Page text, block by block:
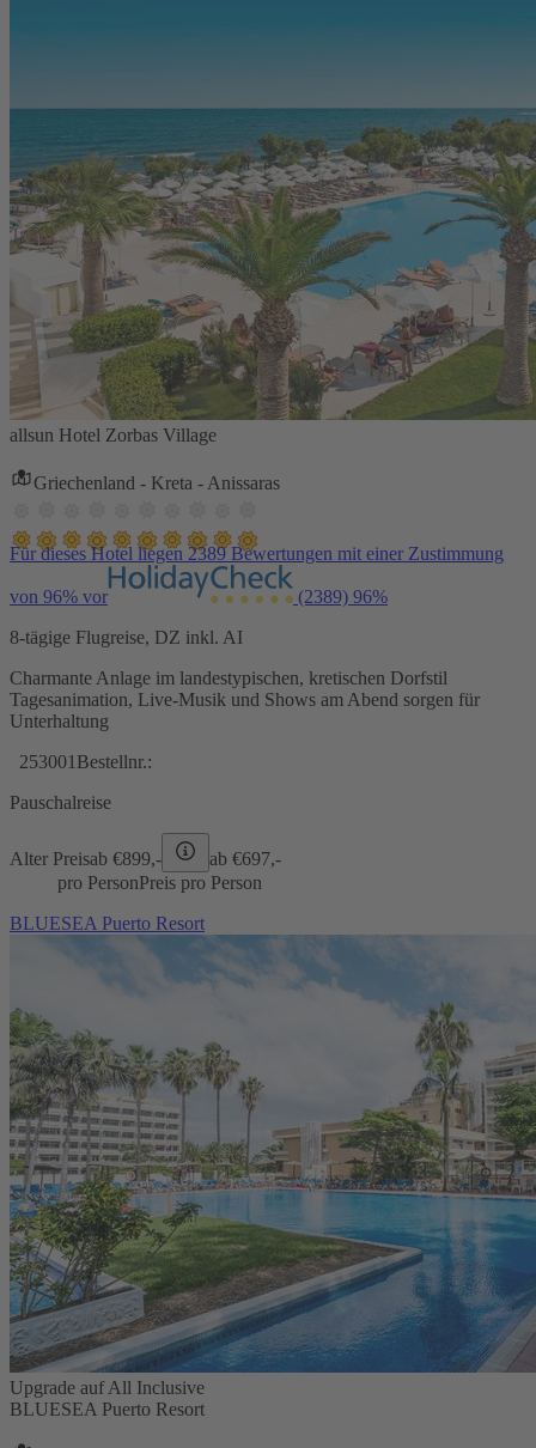
allsun Hotel Zorbas Village
Griechenland - Kreta - Anissaras
Für dieses Hotel liegen 2389 Bewertungen mit einer Zustimmung
von 96% vor (2389) 96%
8-tägige Flugreise, DZ inkl. AI
Charmante Anlage im landestypischen, kretischen Dorfstil
Tagesanimation, Live-Musik und Shows am Abend sorgen für
Unterhaltung
253001 Bestellnr.:
Pauschalreise
Alter Preisab €899,- ab €697,-
pro PersonPreis pro Person
BLUESEA Puerto Resort
Upgrade auf All Inclusive
BLUESEA Puerto Resort